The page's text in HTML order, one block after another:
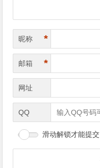
昵称 *
邮箱 *
网址
QQ
滑动解锁才能提交